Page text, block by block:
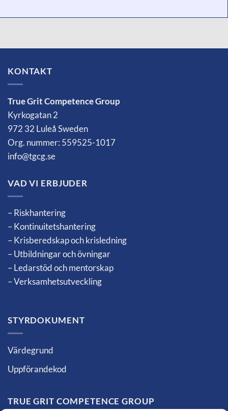
KONTAKT
True Grit Competence Group
Kyrkogatan 2
972 32 Luleå Sweden
Org. nummer: 559525-1017
info@tgcg.se
VAD VI ERBJUDER
– Riskhantering
– Kontinuitetshantering
– Krisberedskap och krisledning
– Utbildningar och övningar
– Ledarstöd och mentorskap
– Verksamhetsutveckling
STYRDOKUMENT
Värdegrund
Uppförandekod
TRUE GRIT COMPETENCE GROUP